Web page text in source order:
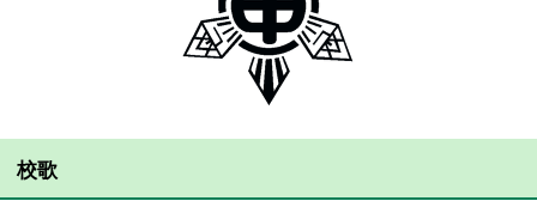
校歌